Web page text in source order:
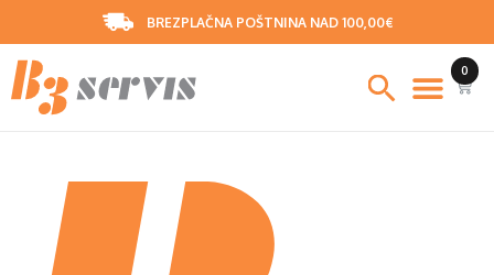
BREZPLAČNA POŠTNINA NAD 100,00€